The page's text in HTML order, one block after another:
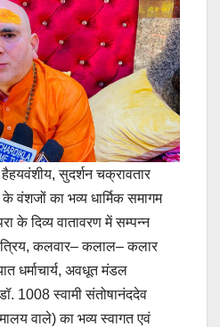
हैहयवंशीय, सुदर्शन चक्रावतार
वंशजों का भव्य धार्मिक समागम
के दिव्य वातावरण में सम्पन्न
कलवार– कलाल– कलार
धर्माचार्य, अवधूत मंडल
1008 स्वामी संतोषानंददेव
वाले) का भव्य स्वागत एवं